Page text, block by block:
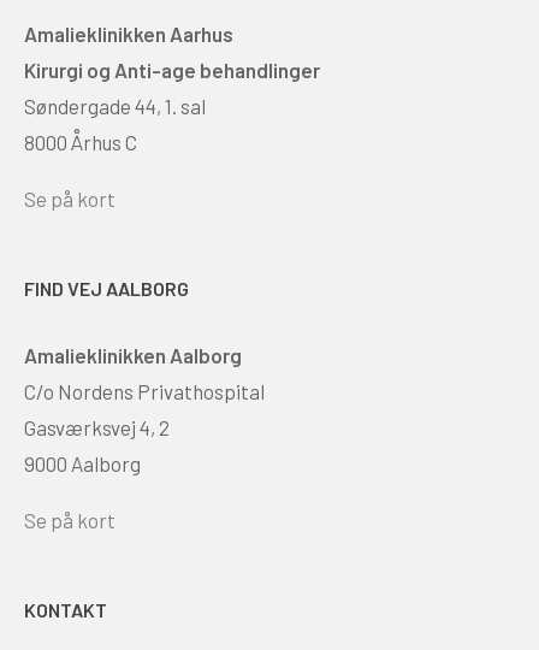
Amalieklinikken Aarhus
Kirurgi og Anti-age behandlinger
Søndergade 44, 1. sal
8000 Århus C
Se på kort
FIND VEJ AALBORG
Amalieklinikken Aalborg
C/o Nordens Privathospital
Gasværksvej 4, 2
9000 Aalborg
Se på kort
KONTAKT